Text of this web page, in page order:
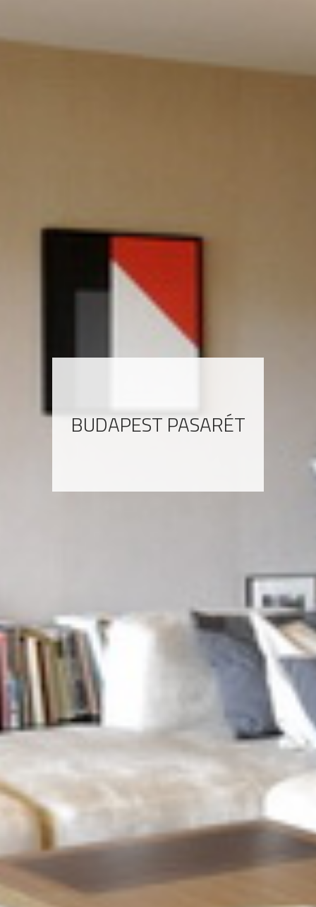
BUDAPEST PASARÉT